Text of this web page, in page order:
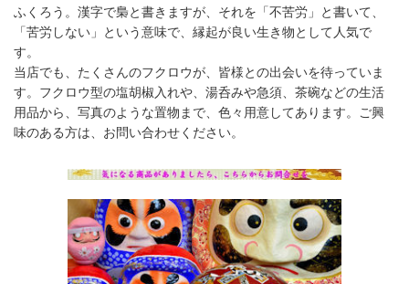
ふくろう。漢字で梟と書きますが、それを「不苦労」と書いて、
「苦労しない」という意味で、縁起が良い生き物として人気で
す。
当店でも、たくさんのフクロウが、皆様との出会いを待っていま
す。フクロウ型の塩胡椒入れや、湯呑みや急須、茶碗などの生活
用品から、写真のような置物まで、色々用意してあります。ご興
味のある方は、お問い合わせください。